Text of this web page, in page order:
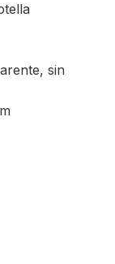
sin